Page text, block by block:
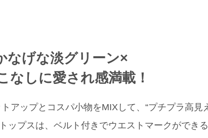
なげな淡グリーン×
なしに愛され感満載！
トアップとコスパ小物をMIXして、“プチプラ高
ップスは、ベルト付きでウエストマークができ